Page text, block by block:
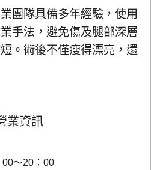
團隊具備多年經驗，使用
手法，避免傷及腿部深層
。術後不僅瘦得漂亮，還
業資訊
～20：00